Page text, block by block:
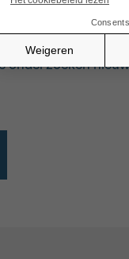
wat leidt
op CDK4
van